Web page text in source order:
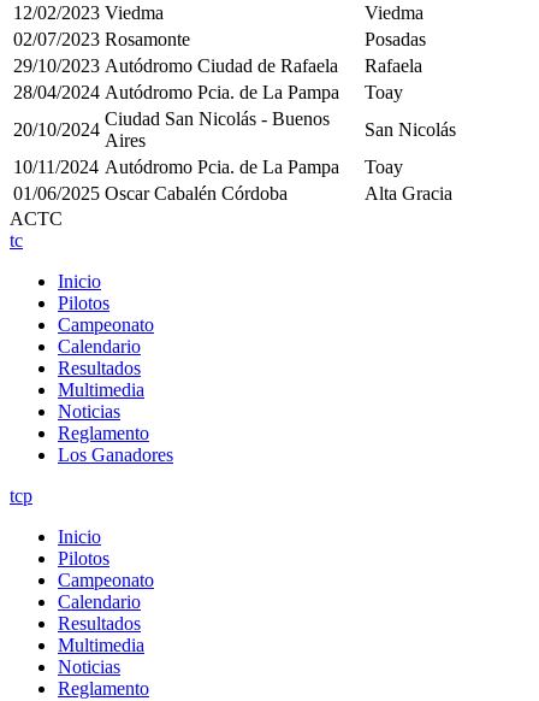
12/02/2023 Viedma
Viedma
02/07/2023 Rosamonte
Posadas
29/10/2023 Autódromo Ciudad de Rafaela
Rafaela
28/04/2024 Autódromo Pcia. de La Pampa
Toay
20/10/2024
Ciudad San Nicolás - Buenos
Aires
San Nicolás
10/11/2024 Autódromo Pcia. de La Pampa
Toay
01/06/2025 Oscar Cabalén Córdoba
Alta Gracia
ACTC
tc
Inicio
Pilotos
Campeonato
Calendario
Resultados
Multimedia
Noticias
Reglamento
Los Ganadores
tcp
Inicio
Pilotos
Campeonato
Calendario
Resultados
Multimedia
Noticias
Reglamento